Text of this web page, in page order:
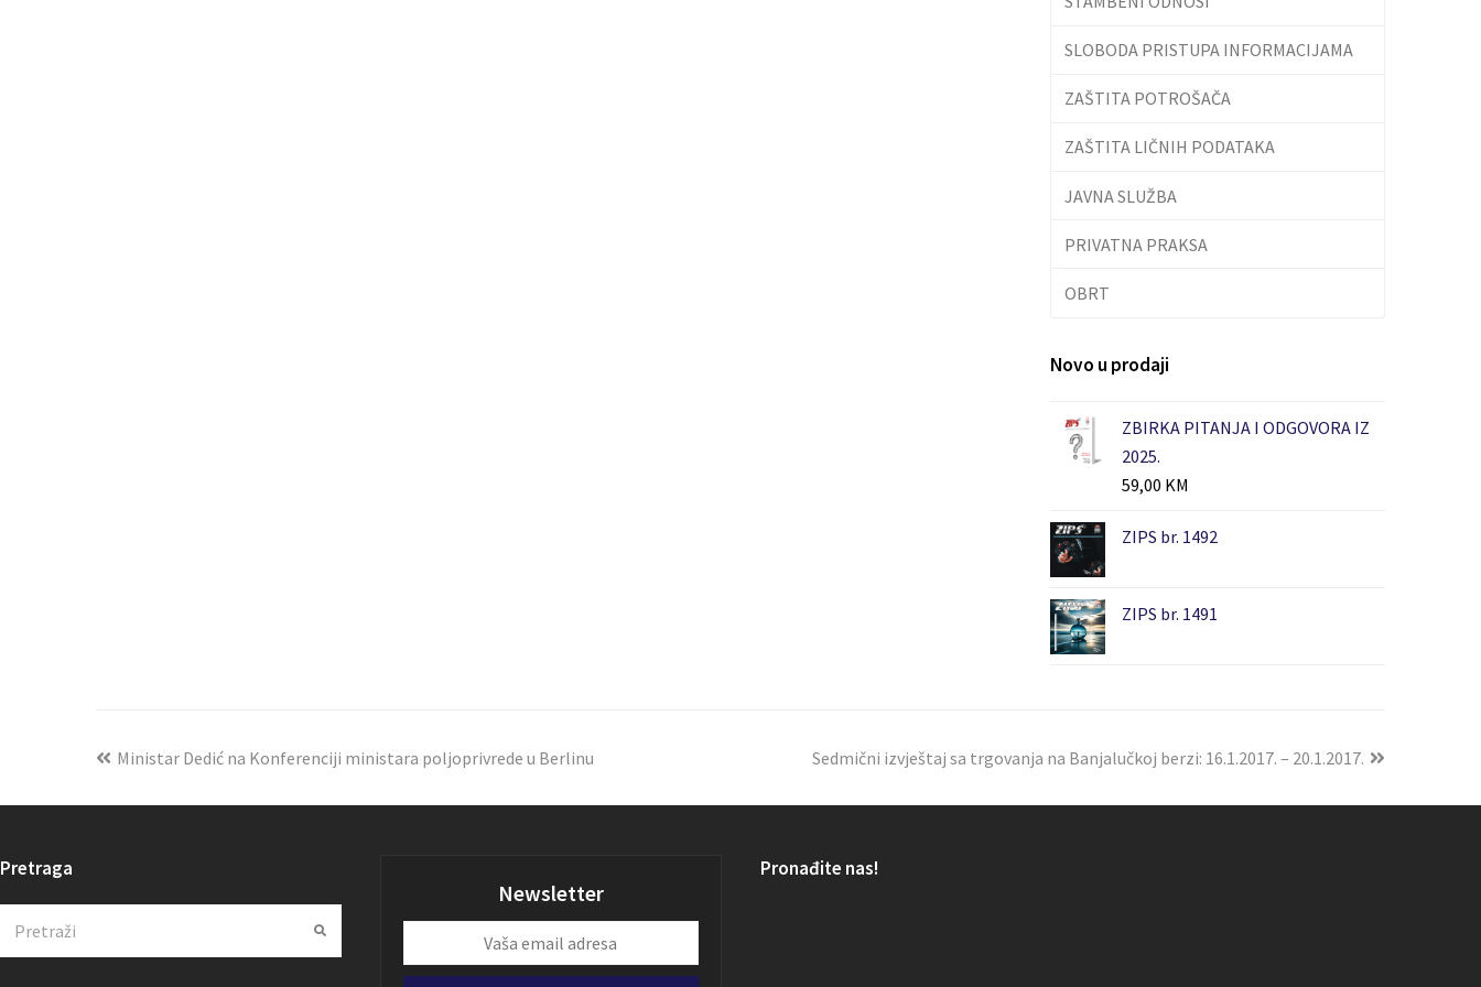
SLOBODA PRISTUPA INFORMACIJAMA
ZAŠTITA POTROŠAČA
ZAŠTITA LIČNIH PODATAKA
JAVNA SLUŽBA
PRIVATNA PRAKSA
OBRT
Novo u prodaji
ZBIRKA PITANJA I ODGOVORA IZ
2025.
59,00 KM
ZIPS br. 1492
ZIPS br. 1491
Ministar Dedić na Konferenciji ministara poljoprivrede u Berlinu Sedmični izvještaj sa trgovanja na Banjalučkoj berzi: 16.1.2017. – 20.1.2017.
Pretraga
Submit
Newsletter
email
Pronađite nas!